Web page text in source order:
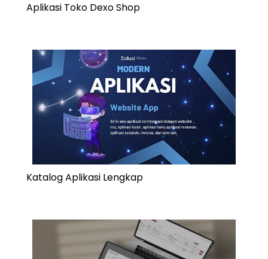
Aplikasi Toko Dexo Shop
Katalog Aplikasi Lengkap